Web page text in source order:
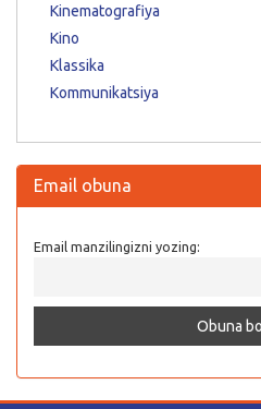
Kinematografiya
Kino
Klassika
Kommunikatsiya
Email obuna
Email manzilingizni yozing: